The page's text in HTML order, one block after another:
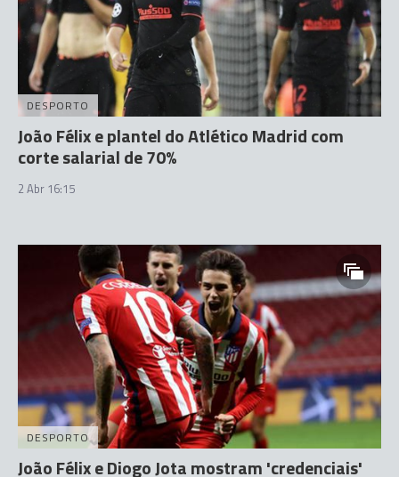
DESPORTO
João Félix e plantel do Atlético Madrid com
corte salarial de 70%
2 Abr 16:15
DESPORTO
João Félix e Diogo Jota mostram 'credenciais'